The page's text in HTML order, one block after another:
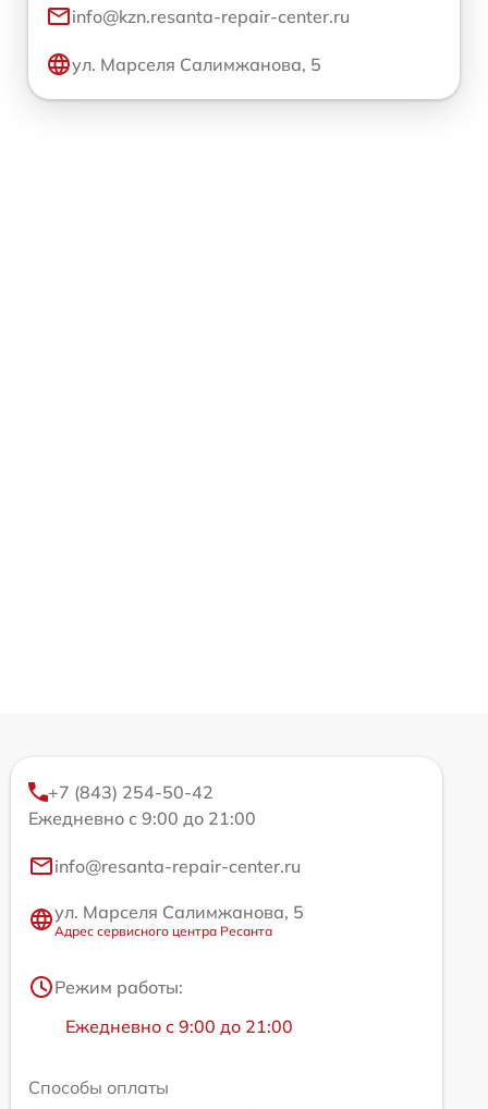
info@kzn.resanta-repair-center.ru
ул. Марселя Салимжанова, 5
+7 (843) 254-50-42
Ежедневно с 9:00 до 21:00
info@resanta-repair-center.ru
ул. Марселя Салимжанова, 5
Адрес сервисного центра Ресанта
Режим работы:
Ежедневно с 9:00 до 21:00
Способы оплаты